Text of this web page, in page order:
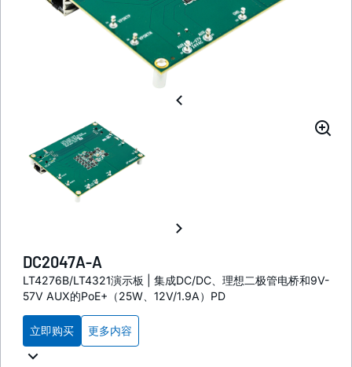
DC2047A-A
LT4276B/LT4321演示板 | 集成DC/DC、理想二极管电桥和9V-
57V AUX的PoE+（25W、12V/1.9A）PD
立即购买 更多内容